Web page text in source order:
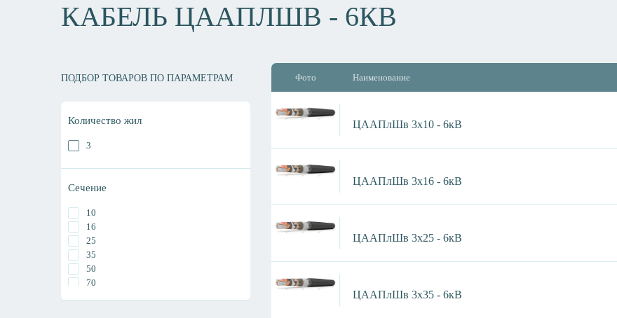
КАБЕЛЬ ЦААПЛШВ - 6КВ
ПОДБОР ТОВАРОВ ПО ПАРАМЕТРАМ
Количество жил
3
Сечение
10
16
25
35
50
70
Фото Наименование
ЦААПлШв 3х10 - 6кВ
ЦААПлШв 3х16 - 6кВ
ЦААПлШв 3х25 - 6кВ
ЦААПлШв 3х35 - 6кВ